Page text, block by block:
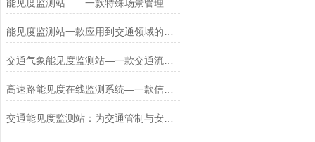
交通气象能见度监测站—一款交通流调控的公路能见度在线监测系统2025+派+送
高速路能见度在线监测系统—一款信息协同的全自动大气能见度监测站+派+送
交通能见度监测站：为交通管制与安全决策提供“秒级响应”的数据支撑